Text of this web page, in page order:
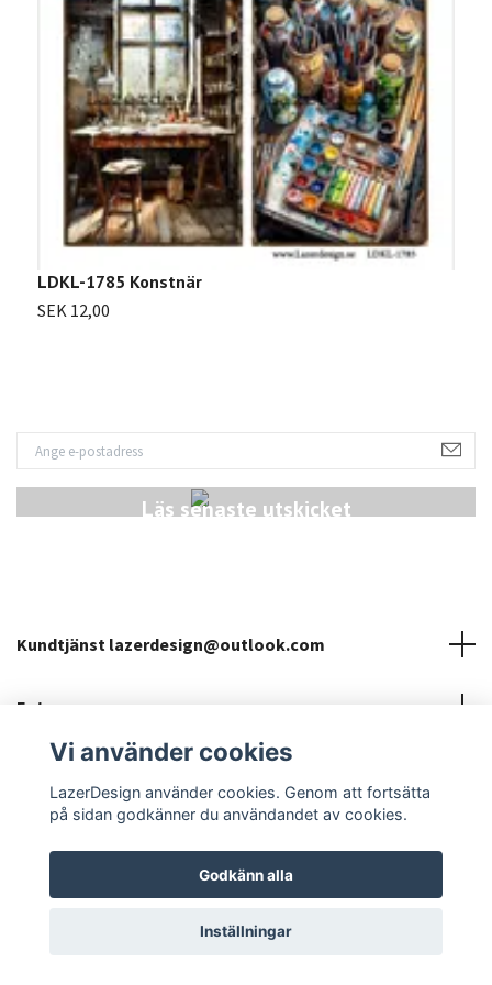
Läs senaste utskicket
LDKL-1785 Konstnär
SEK 12,00
Kundtjänst lazerdesign@outlook.com
Fotmeny
Sociala medier
© 2026 LazerDesign
Vi använder cookies
LazerDesign använder cookies. Genom att fortsätta
på sidan godkänner du användandet av cookies.
Godkänn alla
Inställningar